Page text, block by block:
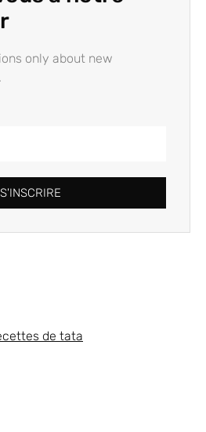
only about new
S'INSCRIRE
de tata